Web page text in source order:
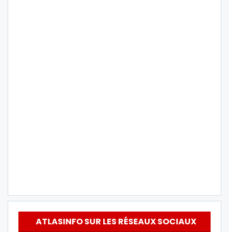
ATLASINFO SUR LES RÉSEAUX SOCIAUX